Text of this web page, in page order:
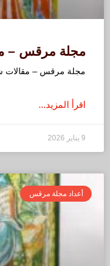
مجلة مرقس –
مجلة مرقس – مقالات شهر
اقرأ المزيد...
9 يناير 2026
أعداد مجلة مرقس